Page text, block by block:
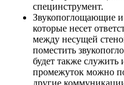
специнструмент.
Звукопоглощающие и
которые несет
между несущей
поместить
будет также служить
промежуток можно